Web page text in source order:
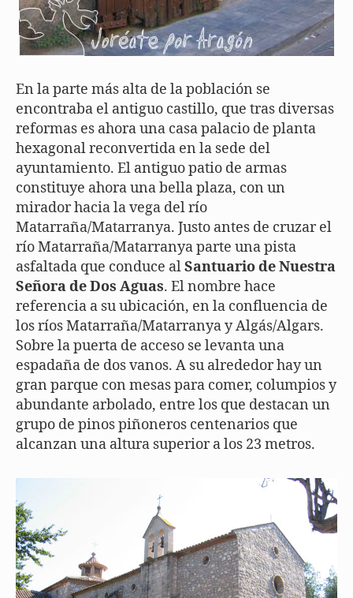
En la parte más alta de la población se
encontraba el antiguo castillo, que tras diversas
reformas es ahora una casa palacio de planta
hexagonal reconvertida en la sede del
ayuntamiento. El antiguo patio de armas
constituye ahora una bella plaza, con un
mirador hacia la vega del río
Matarraña/Matarranya. Justo antes de cruzar el
río Matarraña/Matarranya parte una pista
asfaltada que conduce alSantuario de Nuestra
Señora de Dos Aguas. El nombre hace
referencia a su ubicación, en la confluencia de
los ríos Matarraña/Matarranya y Algás/Algars.
Sobre la puerta de acceso se levanta una
espadaña de dos vanos. A su alrededor hay un
gran parque con mesas para comer, columpios y
abundante arbolado, entre los que destacan un
grupo de pinos piñoneros centenarios que
alcanzan una altura superior a los 23 metros.